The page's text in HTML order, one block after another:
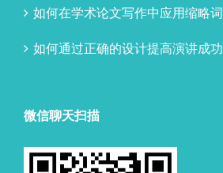
如何在学术论文写作中应用缩略
如何通过正确的设计提高演讲成
微信聊天扫描